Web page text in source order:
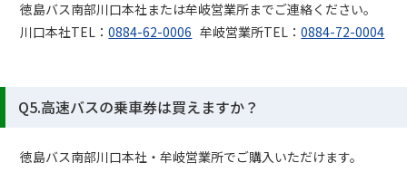
徳島バス南部川口本社または牟岐営業所までご連絡ください。
川口本社TEL：0884-62-0006 牟岐営業所TEL：0884-72-0004
Q5.高速バスの乗車券は買えますか？
徳島バス南部川口本社・牟岐営業所でご購入いただけます。